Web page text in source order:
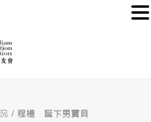
/ 程楊 誕下男寶貝